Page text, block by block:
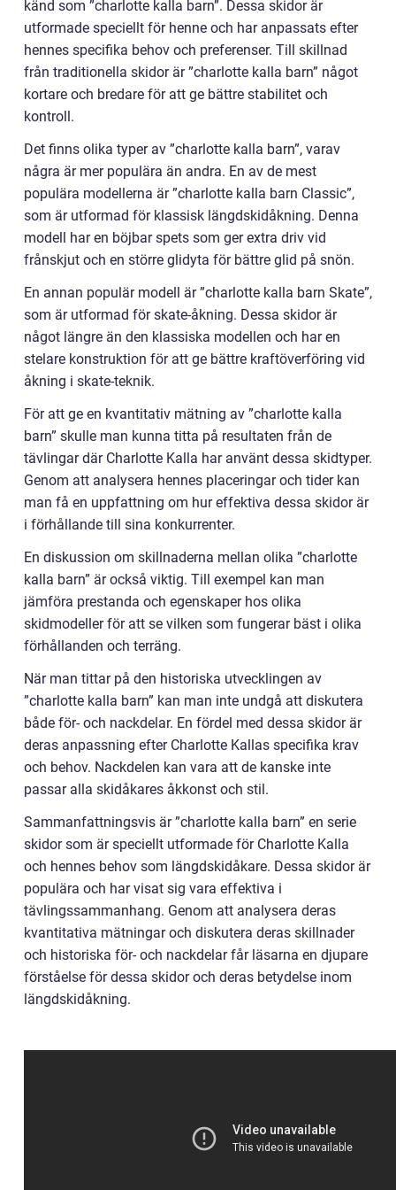
känd som ”charlotte kalla barn”. Dessa skidor är
utformade speciellt för henne och har anpassats efter
hennes specifika behov och preferenser. Till skillnad
från traditionella skidor är ”charlotte kalla barn” något
kortare och bredare för att ge bättre stabilitet och
kontroll.
Det finns olika typer av ”charlotte kalla barn”, varav
några är mer populära än andra. En av de mest
populära modellerna är ”charlotte kalla barn Classic”,
som är utformad för klassisk längdskidåkning. Denna
modell har en böjbar spets som ger extra driv vid
frånskjut och en större glidyta för bättre glid på snön.
En annan populär modell är ”charlotte kalla barn Skate”,
som är utformad för skate-åkning. Dessa skidor är
något längre än den klassiska modellen och har en
stelare konstruktion för att ge bättre kraftöverföring vid
åkning i skate-teknik.
För att ge en kvantitativ mätning av ”charlotte kalla
barn” skulle man kunna titta på resultaten från de
tävlingar där Charlotte Kalla har använt dessa skidtyper.
Genom att analysera hennes placeringar och tider kan
man få en uppfattning om hur effektiva dessa skidor är
i förhållande till sina konkurrenter.
En diskussion om skillnaderna mellan olika ”charlotte
kalla barn” är också viktig. Till exempel kan man
jämföra prestanda och egenskaper hos olika
skidmodeller för att se vilken som fungerar bäst i olika
förhållanden och terräng.
När man tittar på den historiska utvecklingen av
”charlotte kalla barn” kan man inte undgå att diskutera
både för- och nackdelar. En fördel med dessa skidor är
deras anpassning efter Charlotte Kallas specifika krav
och behov. Nackdelen kan vara att de kanske inte
passar alla skidåkares åkkonst och stil.
Sammanfattningsvis är ”charlotte kalla barn” en serie
skidor som är speciellt utformade för Charlotte Kalla
och hennes behov som längdskidåkare. Dessa skidor är
populära och har visat sig vara effektiva i
tävlingssammanhang. Genom att analysera deras
kvantitativa mätningar och diskutera deras skillnader
och historiska för- och nackdelar får läsarna en djupare
förståelse för dessa skidor och deras betydelse inom
längdskidåkning.